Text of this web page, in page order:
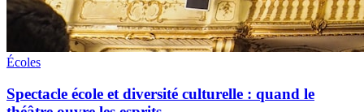
Écoles
Spectacle école et diversité culturelle : quand le